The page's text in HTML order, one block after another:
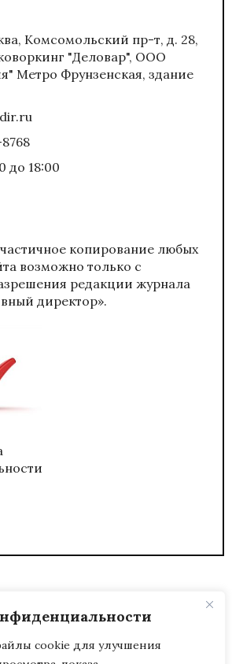
cookie для улучшения
Комсомольский пр-т, д. 28,
"Деловар", ООО
Метро Фрунзенская, здание
до 18:00
копирование любых
возможно только с
редакции журнала
директор».